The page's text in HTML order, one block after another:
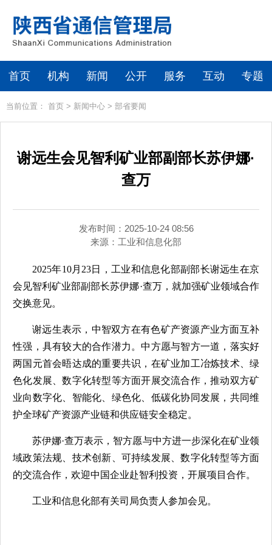
首页 机构 新闻 公开 服务 互动 专题
当前位置： 首页 > 新闻中心 > 部省要闻
谢远生会见智利矿业部副部长苏伊娜·
查万
发布时间：2025-10-24 08:56
来源： 工业和信息化部
2025年10月23日，工业和信息化部副部长谢远生在京
会见智利矿业部副部长苏伊娜·查万，就加强矿业领域合作
交换意见。
谢远生表示，中智双方在有色矿产资源产业方面互补
性强，具有较大的合作潜力。中方愿与智方一道，落实好
两国元首会晤达成的重要共识，在矿业加工冶炼技术、绿
色化发展、数字化转型等方面开展交流合作，推动双方矿
业向数字化、智能化、绿色化、低碳化协同发展，共同维
护全球矿产资源产业链和供应链安全稳定。
苏伊娜·查万表示，智方愿与中方进一步深化在矿业领
域政策法规、技术创新、可持续发展、数字化转型等方面
的交流合作，欢迎中国企业赴智利投资，开展项目合作。
工业和信息化部有关司局负责人参加会见。